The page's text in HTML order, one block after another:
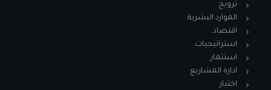
ترويج
الموارد البشرية
اقتصاد
استراتيجيات
استثمار
ادارة المشاريع
اختبار